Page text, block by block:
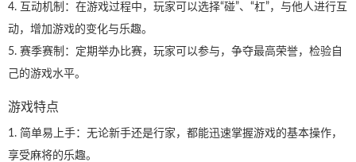
4. 互动机制：在游戏过程中，玩家可以选择“碰”、“杠”，与他人进行互
动，增加游戏的变化与乐趣。
5. 赛季赛制：定期举办比赛，玩家可以参与，争夺最高荣誉，检验自
己的游戏水平。
游戏特点
1. 简单易上手：无论新手还是行家，都能迅速掌握游戏的基本操作，
享受麻将的乐趣。